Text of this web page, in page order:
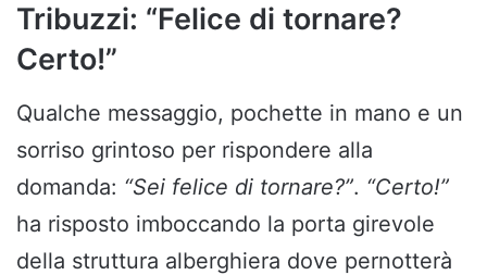
Tribuzzi: “Felice di tornare?
Certo!”
Qualche messaggio, pochette in mano e un
sorriso grintoso per rispondere alla
domanda: “Sei felice di tornare?”. “Certo!”
ha risposto imboccando la porta girevole
della struttura alberghiera dove pernotterà